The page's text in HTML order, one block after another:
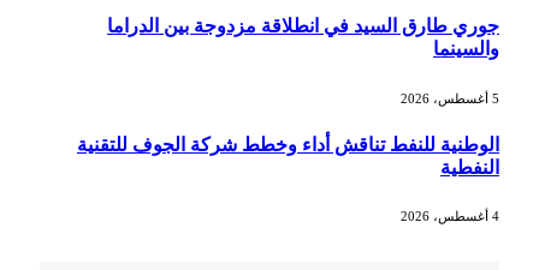
جوري طارق السيد في انطلاقة مزدوجة بين الدراما
والسينما
الوطنية للنفط تناقش أداء وخطط شركة الجوف للتقنية
النفطية